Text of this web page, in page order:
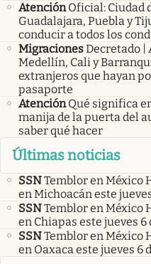
Atención Oficial: Ciudad
Guadalajara, Puebla y
conducir a todos los
MigracionesDecretado |
Medellín, Cali y
extranjeros que hayan
pasaporte
Atención Qué significa
manija de la puerta del
saber qué hacer
Últimas noticias
SSNTemblor en México
en Michoacán este
SSNTemblor en México
en Chiapas este jueves 6
SSNTemblor en México
en Oaxaca este jueves 6